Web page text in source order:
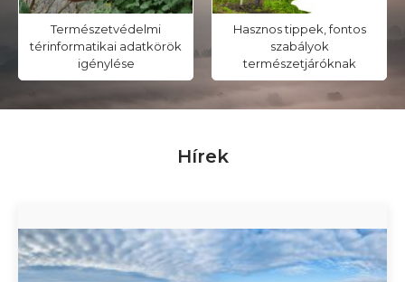
Természetvédelmi
térinformatikai adatkörök
igénylése
Hasznos tippek, fontos
szabályok
természetjáróknak
Hírek